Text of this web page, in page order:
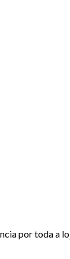
por toda a